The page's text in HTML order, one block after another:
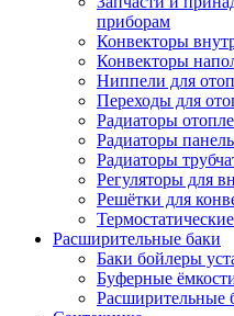
приборам
Конвекторы
Конвекторы
Ниппели для
Переходы для
Радиаторы
Радиаторы
Радиаторы
Регуляторы для
Решётки для
Расширительные баки
Баки бойлеры
Буферные
Расширительные